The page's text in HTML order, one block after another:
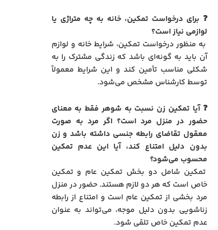
❓ برای درخواست تمکین، خانه به چه متراژی یا
لوازمی نیاز است؟
به منظور درخواست تمکین، شرایط خانه و لوازم
آن باید به گونه‌ای باشد که زندگی مشترک را به
شکلی مناسب تأمین کند و این شرایط معمولاً
توسط کارشناس مشخص می‌شود.
❓ آیا تمکین زن نسبت به شوهر فقط به معنای
حضور در منزل مرد است؟ اگر مرد به صورت
معقول تقاضای رابطه جنسی داشته باشد و زن
بدون دلیل امتناع کند، آیا این عدم تمکین
محسوب می‌شود؟
تمکین شامل دو بخش تمکین عام و تمکین
خاص است که هر دو لازم هستند. حضور در منزل
مرد بخشی از تمکین عام است و امتناع از رابطه
زناشویی بدون دلیل موجه، می‌تواند به عنوان
عدم تمکین خاص تلقی شود.